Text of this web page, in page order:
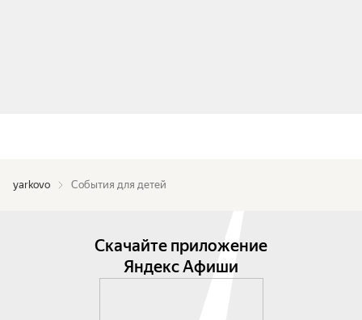
yarkovo События для детей
Скачайте приложение
Яндекс Афиши